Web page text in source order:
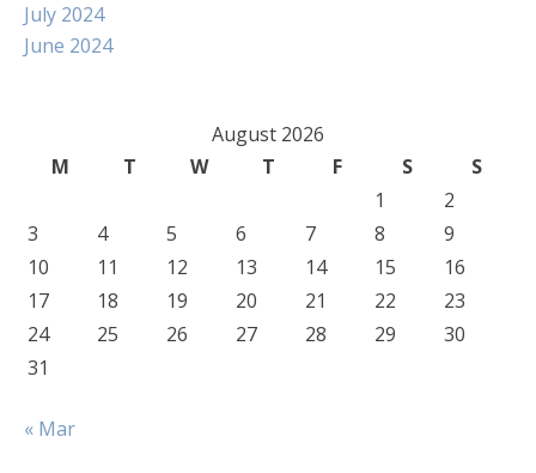
July 2024
June 2024
August 2026
M
T W T F S
S
1
2
3
4 5 6 7 8
9
10
11 12 13 14 15
16
17
18 19 20 21 22
23
24
25 26 27 28 29
30
31
« Mar